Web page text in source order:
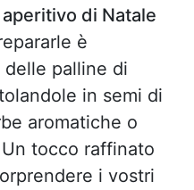
aperitivo di Natale
è
delle palline di
in semi di
aromatiche o
Un tocco raffinato
i vostri